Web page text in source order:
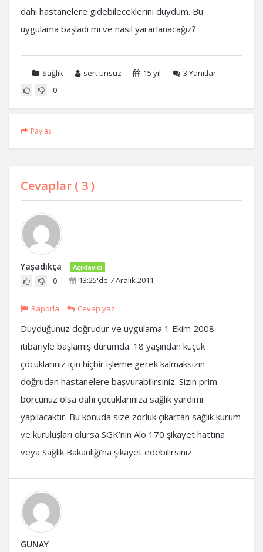
dahi hastanelere gidebileceklerini duydum. Bu
uygulama başladı mı ve nasıl yararlanacağız?
Sağlık sert ünsüz 15 yıl 3 Yanıtlar
0
Paylaş
Cevaplar ( 3)
Yaşadıkça Açıklayıcı
0 13:25'de 7 Aralık 2011
Raporla Cevap yaz
Duyduğunuz doğrudur ve uygulama 1 Ekim 2008
itibariyle başlamış durumda. 18 yaşından küçük
çocuklarınız için hiçbir işleme gerek kalmaksızın
doğrudan hastanelere başvurabilirsiniz. Sizin prim
borcunuz olsa dahi çocuklarınıza sağlık yardımı
yapılacaktır. Bu konuda size zorluk çıkartan sağlık kurum
ve kuruluşları olursa SGK’nın Alo 170 şikayet hattına
veya Sağlık Bakanlığı’na şikayet edebilirsiniz.
GUNAY